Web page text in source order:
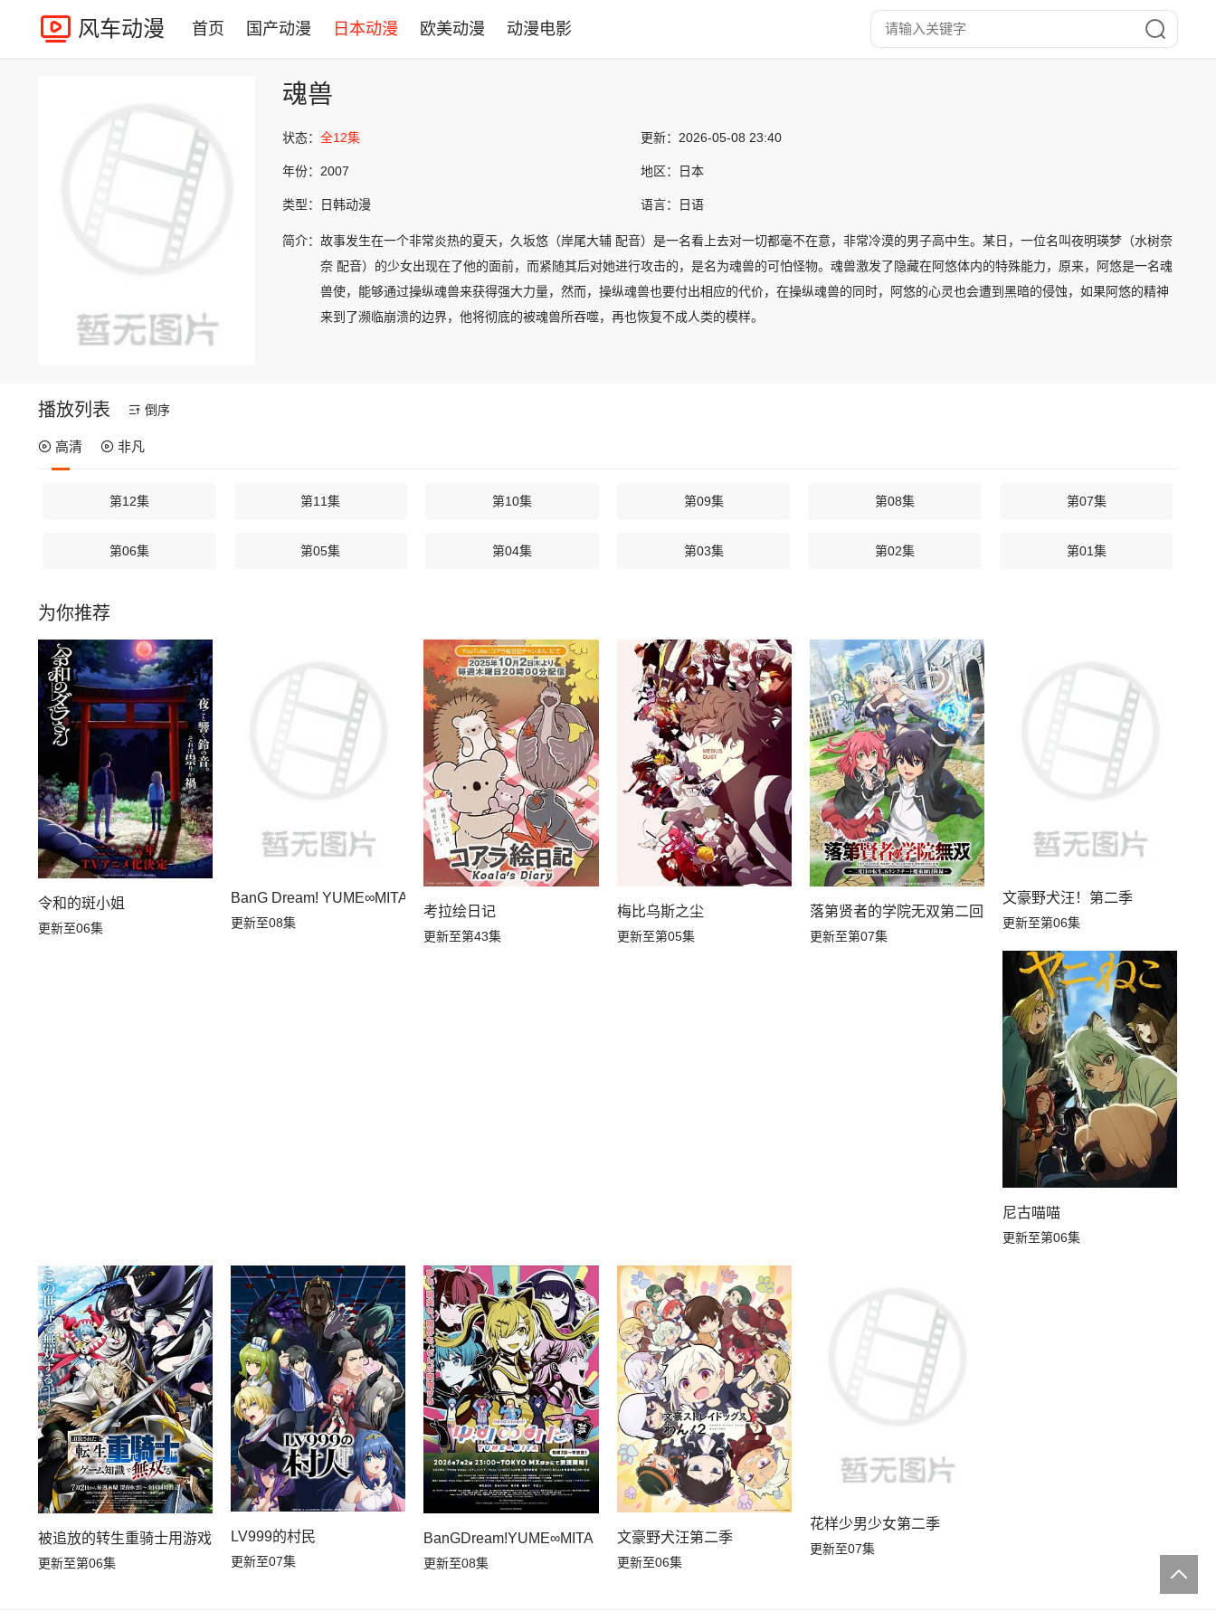
风车动漫 首页 国产动漫 日本动漫 欧美动漫 动漫电影
魂兽
状态： 全12集 更新： 2026-05-08 23:40
年份： 2007 地区： 日本
类型： 日韩动漫 语言： 日语
简介： 故事发生在一个非常炎热的夏天，久坂悠（岸尾大辅 配音）是一名看上去对一切都毫不在意，非常冷漠的男子高中生。某日，一位名叫夜明瑛梦（水树奈
奈 配音）的少女出现在了他的面前，而紧随其后对她进行攻击的，是名为魂兽的可怕怪物。魂兽激发了隐藏在阿悠体内的特殊能力，原来，阿悠是一名魂
兽使，能够通过操纵魂兽来获得强大力量，然而，操纵魂兽也要付出相应的代价，在操纵魂兽的同时，阿悠的心灵也会遭到黑暗的侵蚀，如果阿悠的精神
来到了濒临崩溃的边界，他将彻底的被魂兽所吞噬，再也恢复不成人类的模样。
播放列表 倒序
高清 非凡
第12集 第11集 第10集 第09集 第08集 第07集
第06集 第05集 第04集 第03集 第02集 第01集
为你推荐
令和的斑小姐
更新至06集
BanG Dream! YUME∞MITA
更新至08集
考拉绘日记
更新至第43集
梅比乌斯之尘
更新至第05集
落第贤者的学院无双第二回转生，S等级作弊魔术师冒险记
更新至第07集
文豪野犬汪！第二季
更新至第06集
尼古喵喵
更新至第06集
被追放的转生重骑士用游戏知识开无双
更新至第06集
LV999的村民
更新至07集
BanGDream!YUME∞MITA
更新至08集
文豪野犬汪第二季
更新至06集
花样少男少女第二季
更新至07集